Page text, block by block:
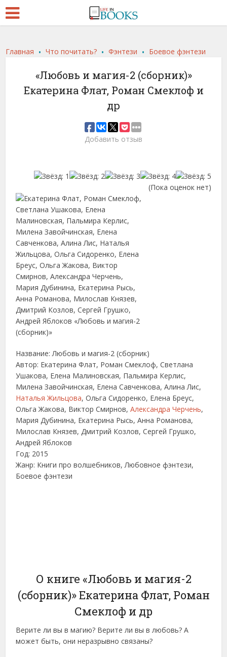
Главная .Что почитать? .Фэнтези . Боевое фэнтези
«Любовь и магия-2 (сборник)»
Екатерина Флат, Роман Смеклоф и
др
Добавить отзыв
(Пока оценок нет)
Название: Любовь и магия-2 (сборник)
Автор: Екатерина Флат, Роман Смеклоф, Светлана
Ушакова, Елена Малиновская, Пальмира Керлис,
Милена Завойчинская, Елена Савченкова, Алина Лис,
Наталья Жильцова, Ольга Сидоренко, Елена Бреус,
Ольга Жакова, Виктор Смирнов,Александра Черчень,
Мария Дубинина, Екатерина Рысь, Анна Романова,
Милослав Князев, Дмитрий Козлов, Сергей Грушко,
Андрей Яблоков
Год: 2015
Жанр: Книги про волшебников, Любовное фэнтези,
Боевое фэнтези
О книге «Любовь и магия-2
(сборник)» Екатерина Флат, Роман
Смеклоф и др
Верите ли вы в магию? Верите ли вы в любовь? А
может быть, они неразрывно связаны?